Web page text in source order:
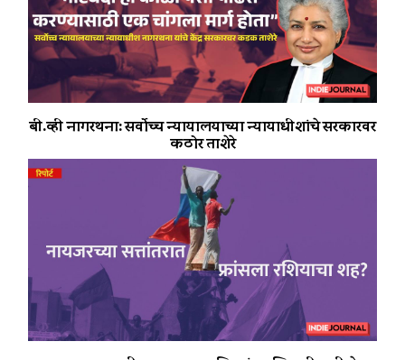
बी.व्ही नागरथना: सर्वोच्च न्यायालयाच्या न्यायाधीशांचे सरकारवर
कठोर ताशेरे